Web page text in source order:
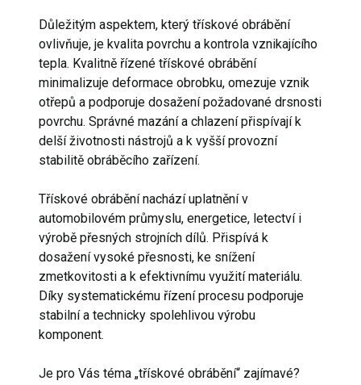
Důležitým aspektem, který třískové obrábění
ovlivňuje, je kvalita povrchu a kontrola vznikajícího
tepla. Kvalitně řízené třískové obrábění
minimalizuje deformace obrobku, omezuje vznik
otřepů a podporuje dosažení požadované drsnosti
povrchu. Správné mazání a chlazení přispívají k
delší životnosti nástrojů a k vyšší provozní
stabilitě obráběcího zařízení.
Třískové obrábění nachází uplatnění v
automobilovém průmyslu, energetice, letectví i
výrobě přesných strojních dílů. Přispívá k
dosažení vysoké přesnosti, ke snížení
zmetkovitosti a k efektivnímu využití materiálu.
Díky systematickému řízení procesu podporuje
stabilní a technicky spolehlivou výrobu
komponent.
Je pro Vás téma „třískové obrábění“ zajímavé?